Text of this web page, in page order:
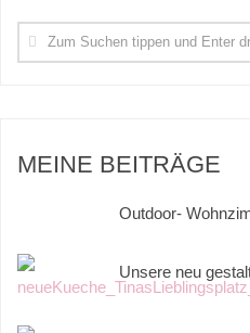
MEINE BEITRÄGE
Outdoor-
Unsere neu